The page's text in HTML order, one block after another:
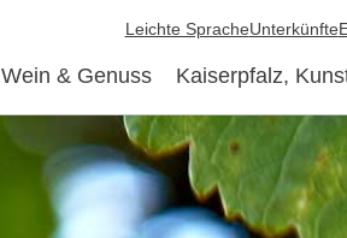
Wein & Genuss Kaiserpfalz,
Leichte SpracheUnterkünfte